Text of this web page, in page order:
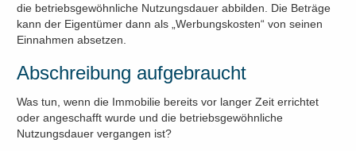
die betriebsgewöhnliche Nutzungsdauer abbilden. Die Beträge
kann der Eigentümer dann als „Werbungskosten“ von seinen
Einnahmen absetzen.
Abschreibung aufgebraucht
Was tun, wenn die Immobilie bereits vor langer Zeit errichtet
oder angeschafft wurde und die betriebsgewöhnliche
Nutzungsdauer vergangen ist?